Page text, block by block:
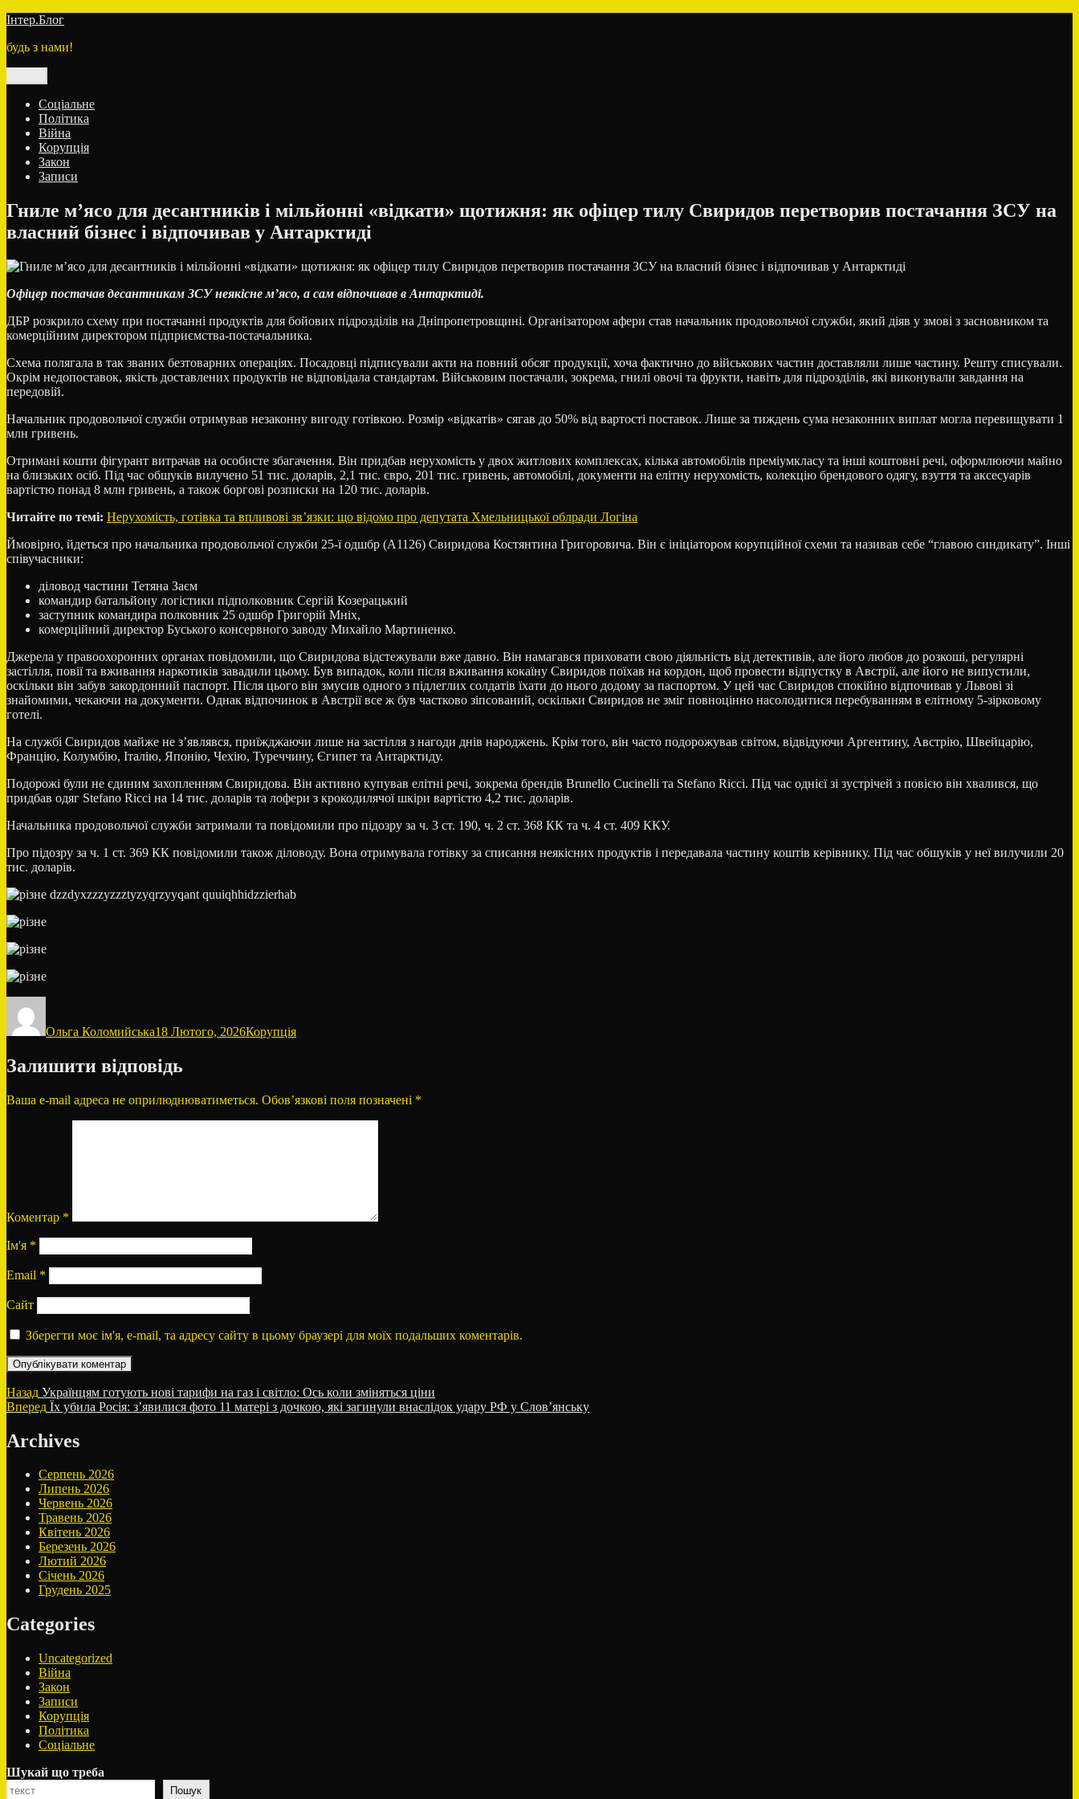
Перейти
вмісту
Інтер.Блог
будь з нами!
Соціальне
Політика
Війна
Корупція
Закон
Записи
Гниле м’ясо для десантників і мільйонні «відкати» щотижня: як офіцер тилу Свиридов перетворив постачання ЗСУ на
власний бізнес і відпочивав у Антарктиді
Офіцер постачав десантникам ЗСУ неякісне м’ясо, а сам відпочивав в Антарктиді.
ДБР розкрило схему при постачанні продуктів для бойових підрозділів на Дніпропетровщині. Організатором афери став начальник продовольчої служби, який діяв у змові з засновником та
комерційним директором підприємства-постачальника.
Схема полягала в так званих безтоварних операціях. Посадовці підписували акти на повний обсяг продукції, хоча фактично до військових частин доставляли лише частину. Решту списували.
Окрім недопоставок, якість доставлених продуктів не відповідала стандартам. Військовим постачали, зокрема, гнилі овочі та фрукти, навіть для підрозділів, які виконували завдання на
передовій.
Начальник продовольчої служби отримував незаконну вигоду готівкою. Розмір «відкатів» сягав до 50% від вартості поставок. Лише за тиждень сума незаконних виплат могла перевищувати 1
млн гривень.
Отримані кошти фігурант витрачав на особисте збагачення. Він придбав нерухомість у двох житлових комплексах, кілька автомобілів преміумкласу та інші коштовні речі, оформлюючи майно
на близьких осіб. Під час обшуків вилучено 51 тис. доларів, 2,1 тис. євро, 201 тис. гривень, автомобілі, документи на елітну нерухомість, колекцію брендового одягу, взуття та аксесуарів
вартістю понад 8 млн гривень, а також боргові розписки на 120 тис. доларів.
Читайте по темі: Нерухомість, готівка та впливові зв’язки: що відомо про депутата Хмельницької облради Логіна
Ймовірно, йдеться про начальника продовольчої служби 25-ї одшбр (А1126) Свиридова Костянтина Григоровича. Він є ініціатором корупційної схеми та називав себе “главою синдикату”. Інші
співучасники:
діловод частини Тетяна Заєм
командир батальйону логістики підполковник Сергій Козерацький
заступник командира полковник 25 одшбр Григорій Мніх,
комерційний директор Буського консервного заводу Михайло Мартиненко.
Джерела у правоохоронних органах повідомили, що Свиридова відстежували вже давно. Він намагався приховати свою діяльність від детективів, але його любов до розкоші, регулярні
застілля, повії та вживання наркотиків завадили цьому. Був випадок, коли після вживання кокаїну Свиридов поїхав на кордон, щоб провести відпустку в Австрії, але його не випустили,
оскільки він забув закордонний паспорт. Після цього він змусив одного з підлеглих солдатів їхати до нього додому за паспортом. У цей час Свиридов спокійно відпочивав у Львові зі
знайомими, чекаючи на документи. Однак відпочинок в Австрії все ж був частково зіпсований, оскільки Свиридов не зміг повноцінно насолодитися перебуванням в елітному 5-зірковому
готелі.
На службі Свиридов майже не з’являвся, приїжджаючи лише на застілля з нагоди днів народжень. Крім того, він часто подорожував світом, відвідуючи Аргентину, Австрію, Швейцарію,
Францію, Колумбію, Італію, Японію, Чехію, Туреччину, Єгипет та Антарктиду.
Подорожі були не єдиним захопленням Свиридова. Він активно купував елітні речі, зокрема брендів Brunello Cucinelli та Stefano Ricci. Під час однієї зі зустрічей з повією він хвалився, що
придбав одяг Stefano Ricci на 14 тис. доларів та лофери з крокодилячої шкіри вартістю 4,2 тис. доларів.
Начальника продовольчої служби затримали та повідомили про підозру за ч. 3 ст. 190, ч. 2 ст. 368 КК та ч. 4 ст. 409 ККУ.
Про підозру за ч. 1 ст. 369 КК повідомили також діловоду. Вона отримувала готівку за списання неякісних продуктів і передавала частину коштів керівнику. Під час обшуків у неї вилучили 20
тис. доларів.
Ольга Коломийська18 Лютого, 2026Корупція
Залишити відповідь
Ваша e-mail адреса не оприлюднюватиметься. Обов’язкові поля позначені *
Коментар *
Ім'я *
Email *
Сайт
Зберегти моє ім'я, e-mail, та адресу сайту в цьому браузері для моїх подальших коментарів.
Навігація
записів
Назад Попередній
запис:
Українцям готують нові тарифи на газ і світло: Ось коли зміняться ціни
Вперед Наступний
Їх убила Росія: з’явилися фото 11 матері з дочкою, які загинули внаслідок удару РФ у Слов’янську
Archives
Серпень 2026
Липень 2026
Червень 2026
Травень 2026
Квітень 2026
Березень 2026
Лютий 2026
Січень 2026
Грудень 2025
Categories
Uncategorized
Війна
Закон
Записи
Корупція
Політика
Соціальне
Шукай що треба
Пошук